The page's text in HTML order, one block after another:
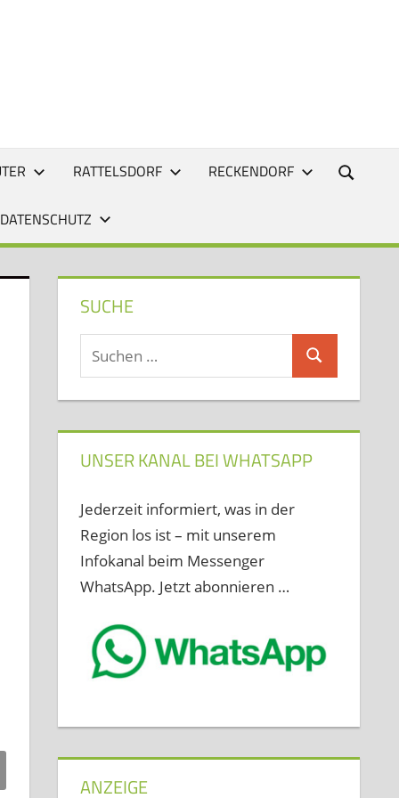
RATTELSDORF RECKENDORF
SUCHE
Suchen
nach:
Suchen
UNSER KANAL BEI WHATSAPP
Jederzeit informiert, was in der
Region los ist – mit unserem
Infokanal beim Messenger
WhatsApp. Jetzt abonnieren …
ANZEIGE